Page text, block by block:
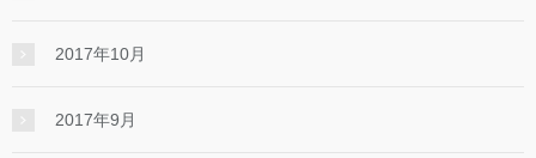
2017年10月
2017年9月